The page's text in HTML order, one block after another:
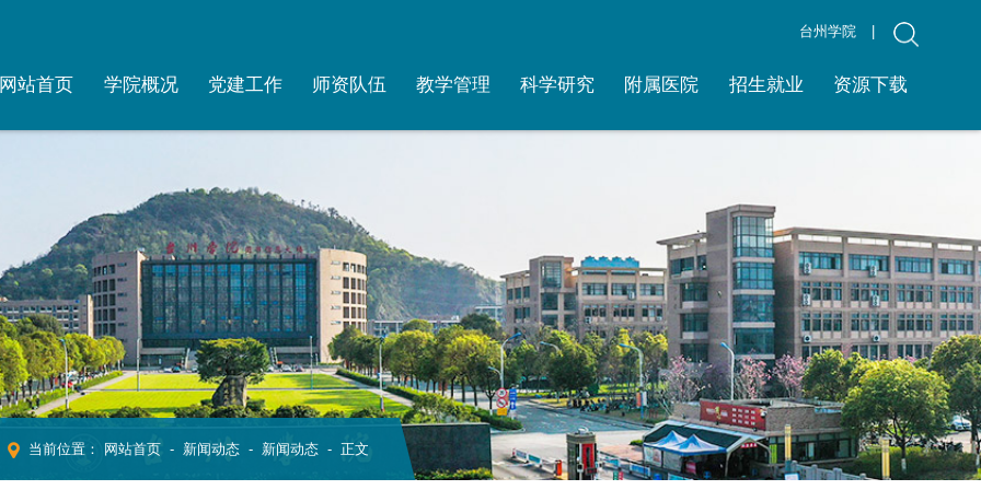
台州学院
网站首页 学院概况 党建工作 师资队伍 教学管理 科学研究 附属医院 招生就业 资源下载
当前位置： 网站首页- 新闻动态- 新闻动态- 正文